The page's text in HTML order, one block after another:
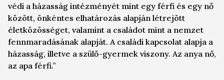
védi a házasság intézményét mint egy férfi és egy nő
között, önkéntes elhatározás alapján létrejött
életközösséget, valamint a családot mint a nemzet
fennmaradásának alapját. A családi kapcsolat alapja a
házasság, illetve a szülő-gyermek viszony. Az anya nő,
az apa férfi.”